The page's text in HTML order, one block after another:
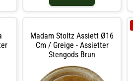
Madam Stoltz Assiett Ø16
Cm / Greige - Assietter
Stengods Brun